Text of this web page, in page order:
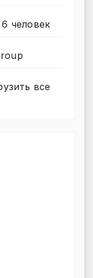
человек
все